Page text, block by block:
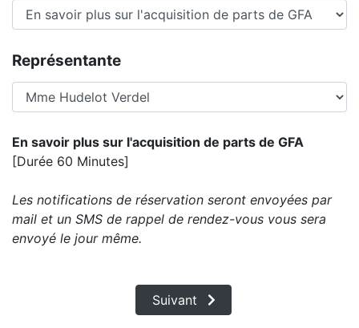
Représentante
En savoir plus sur l'acquisition de parts de GFA
[Durée 60 Minutes]
Les notifications de réservation seront envoyées par
mail et un SMS de rappel de rendez-vous vous sera
envoyé le jour même.
Suivant